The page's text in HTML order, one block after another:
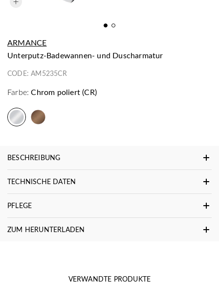
ARMANCE
Unterputz-Badewannen- und Duscharmatur
CODE:AM5235CR
Farbe: Chrom poliert (CR)
BESCHREIBUNG
TECHNISCHE DATEN
PFLEGE
ZUM HERUNTERLADEN
VERWANDTE PRODUKTE